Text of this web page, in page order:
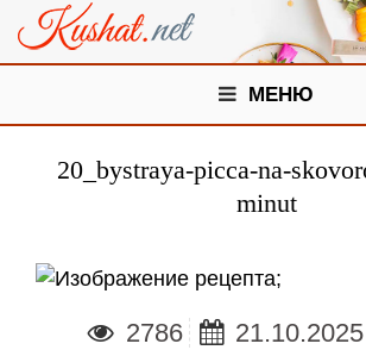
МЕНЮ
20_bystraya-picca-na-
minut
;
2786 21.10.2025